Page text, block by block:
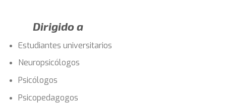
Dirigido a
Estudiantes universitarios
Neuropsicólogos
Psicólogos
Psicopedagogos